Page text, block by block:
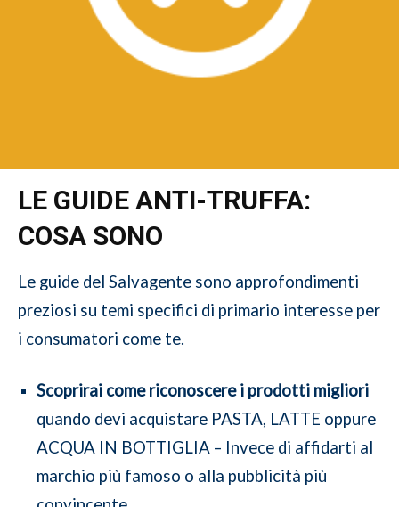
LE GUIDE ANTI-TRUFFA:
COSA SONO
Le guide del Salvagente sono approfondimenti
preziosi su temi specifici di primario interesse per
i consumatori come te.
Scoprirai come riconoscere i prodotti migliori
quando devi acquistare PASTA, LATTE oppure
ACQUA IN BOTTIGLIA – Invece di affidarti al
marchio più famoso o alla pubblicità più